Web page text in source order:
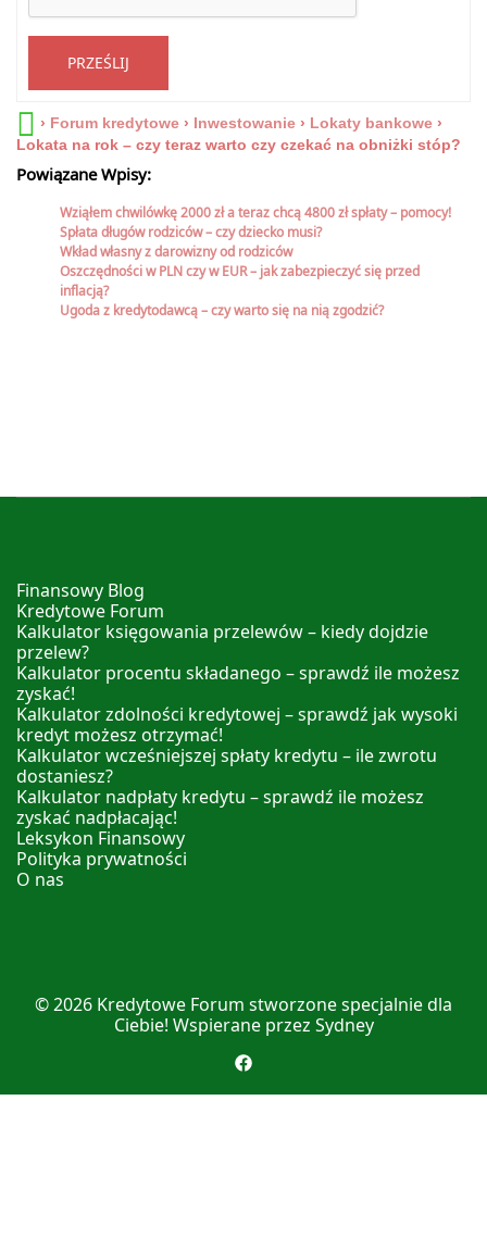
PRZEŚLIJ
› Forum kredytowe › Inwestowanie › Lokaty bankowe ›
Lokata na rok – czy teraz warto czy czekać na obniżki stóp?
Powiązane Wpisy:
Wziąłem chwilówkę 2000 zł a teraz chcą 4800 zł spłaty – pomocy!
Spłata długów rodziców – czy dziecko musi?
Wkład własny z darowizny od rodziców
Oszczędności w PLN czy w EUR – jak zabezpieczyć się przed
inflacją?
Ugoda z kredytodawcą – czy warto się na nią zgodzić?
Finansowy Blog
Kredytowe Forum
Kalkulator księgowania przelewów – kiedy dojdzie
przelew?
Kalkulator procentu składanego – sprawdź ile możesz
zyskać!
Kalkulator zdolności kredytowej – sprawdź jak wysoki
kredyt możesz otrzymać!
Kalkulator wcześniejszej spłaty kredytu – ile zwrotu
dostaniesz?
Kalkulator nadpłaty kredytu – sprawdź ile możesz
zyskać nadpłacając!
Leksykon Finansowy
Polityka prywatności
O nas
© 2026 Kredytowe Forum stworzone specjalnie dla
Ciebie! Wspierane przez Sydney